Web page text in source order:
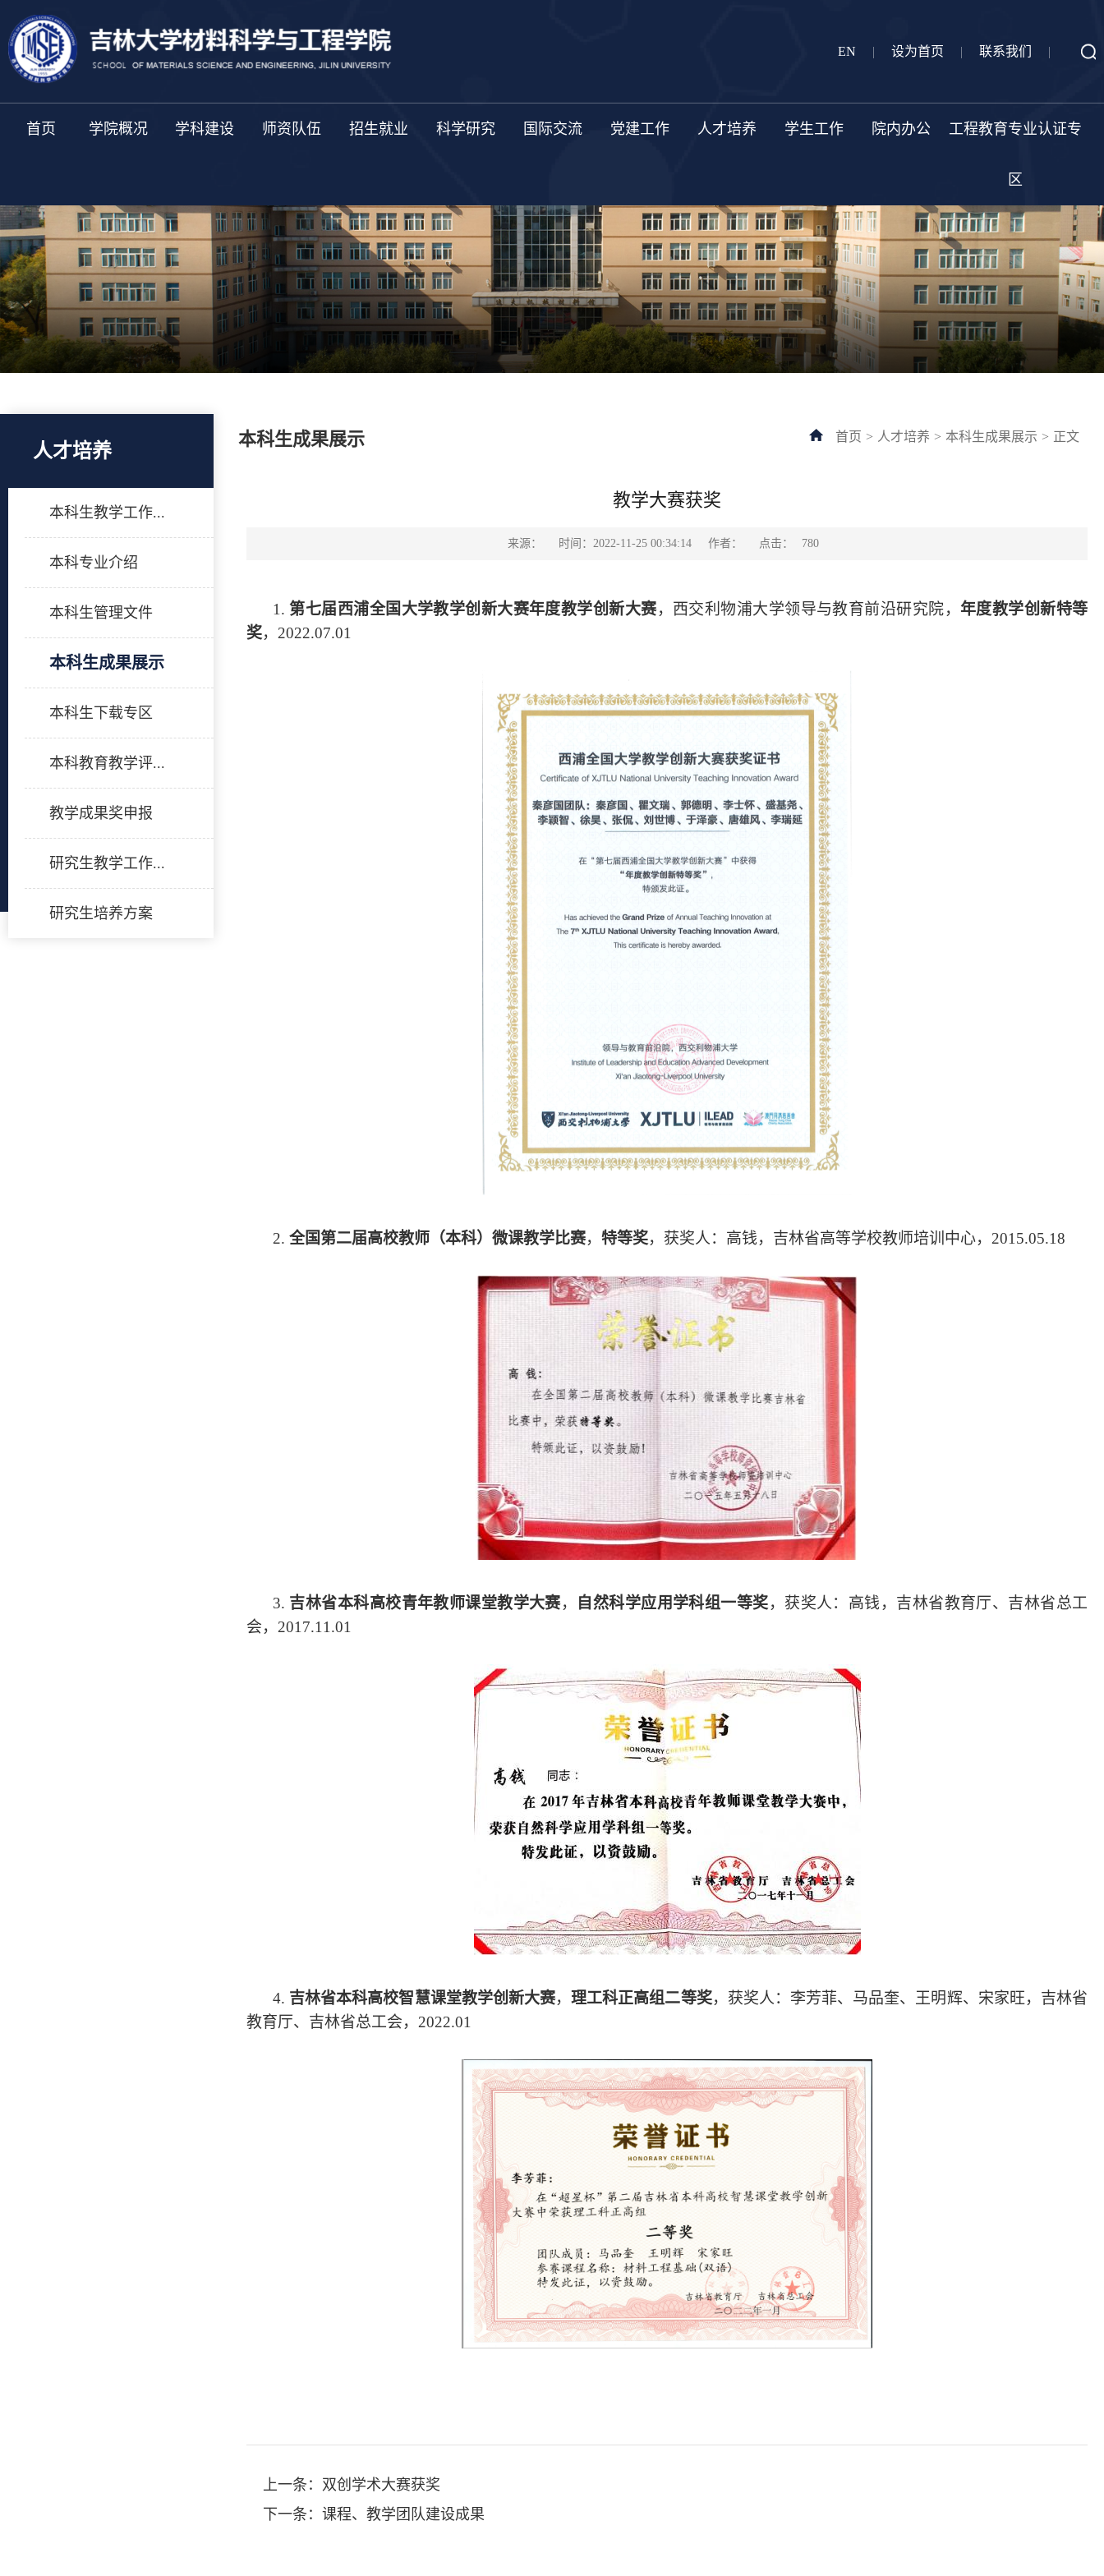
EN | 设为首页 | 联系我们 |
首页 学院概况 学科建设 师资队伍 招生就业 科学研究 国际交流 党建工作 人才培养 学生工作 院内办公 工程教育专业认证专
区
人才培养
本科生教学工作...
本科专业介绍
本科生管理文件
本科生成果展示
本科生下载专区
本科教育教学评...
教学成果奖申报
研究生教学工作...
研究生培养方案
本科生成果展示 首页 > 人才培养 > 本科生成果展示 > 正文
教学大赛获奖
来源： 时间：2022-11-25 00:34:14 作者： 点击： 780
1.第七届西浦全国大学教学创新大赛年度教学创新大赛， 西交利物浦大学领导与教育前沿研究院， 年度教学创新特等
奖， 2022.07.01
2. 全国第二届高校教师（本科）微课教学比赛， 特等奖，获奖人：高钱，吉林省高等学校教师培训中心， 2015.05.18
3. 吉林省本科高校青年教师课堂教学大赛， 自然科学应用学科组一等奖，获奖人：高钱，吉林省教育厅、吉林省总工
会， 2017.11.01
4. 吉林省本科高校智慧课堂教学创新大赛，理工科正高组二等奖，获奖人：李芳菲、马品奎、王明辉、宋家旺，吉林省
教育厅、吉林省总工会， 2022.01
上一条： 双创学术大赛获奖
下一条： 课程、教学团队建设成果